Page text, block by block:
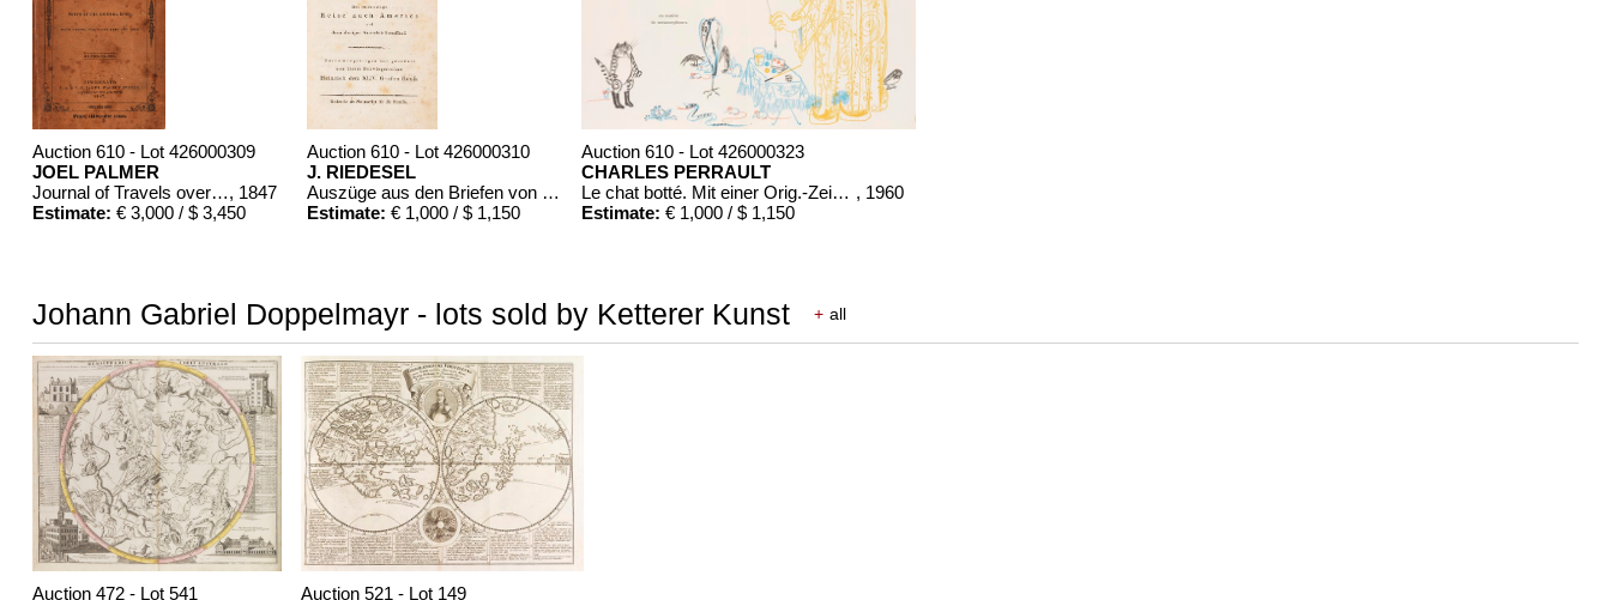
Auction 610 - Lot 426000309
JOEL PALMER
Journal of Travels over the Rocky Mountains, 1847
Estimate: € 3,000 / $ 3,450
Auction 610 - Lot 426000310
J. RIEDESEL
Auszüge aus den Briefen von Riedesel ... Reise nach America
Estimate: € 1,000 / $ 1,150
Auction 610 - Lot 426000323
CHARLES PERRAULT
Le chat botté. Mit einer Orig.-Zeichnung , 1960
Estimate: € 1,000 / $ 1,150
Johann Gabriel Doppelmayr - lots sold by Ketterer Kunst + all
Auction 472 - Lot 541
Auction 521 - Lot 149